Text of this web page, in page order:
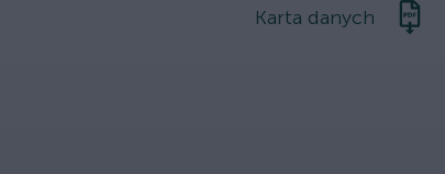
Karta danych